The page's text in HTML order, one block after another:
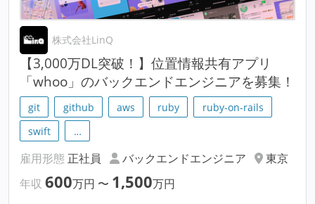
株式会社LinQ
【3,000万DL突破！】位置情報共有アプリ
「whoo」のバックエンドエンジニアを募集！
git github aws ruby
ruby-on-rails
swift
…
雇用形態 正社員 バックエンドエンジニア
東京
年収 600万円 〜 1,500万円